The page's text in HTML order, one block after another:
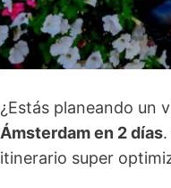
¿Estás planeando un
Ámsterdam en 2 días
itinerario super